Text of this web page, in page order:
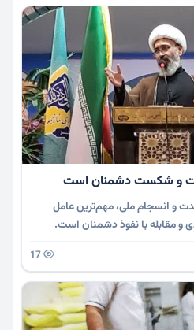
و شکست دشمنان است
و انسجام ملی، مهم‌ترین عامل
و مقابله با نفوذ دشمنان است.